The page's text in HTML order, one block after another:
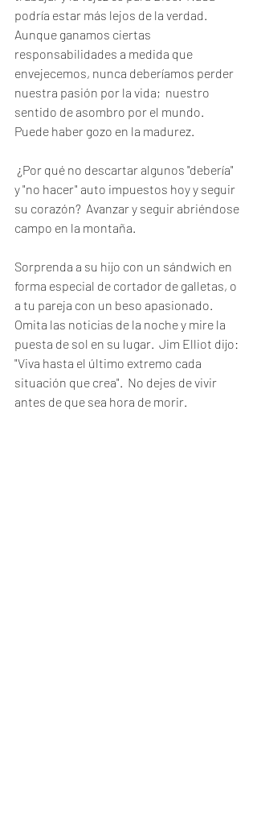
podría estar más lejos de la verdad.
Aunque ganamos ciertas
responsabilidades a medida que
envejecemos, nunca deberíamos perder
nuestra pasión por la vida;  nuestro
sentido de asombro por el mundo.
Puede haber gozo en la madurez.
y "no hacer" auto impuestos hoy y seguir
su corazón?  Avanzar y seguir abriéndose
campo en la montaña.
Sorprenda a su hijo con un sándwich en
forma especial de cortador de galletas, o
a tu pareja con un beso apasionado.
Omita las noticias de la noche y mire la
puesta de sol en su lugar.  Jim Elliot dijo:
"Viva hasta el último extremo cada
situación que crea".  No dejes de vivir
antes de que sea hora de morir.